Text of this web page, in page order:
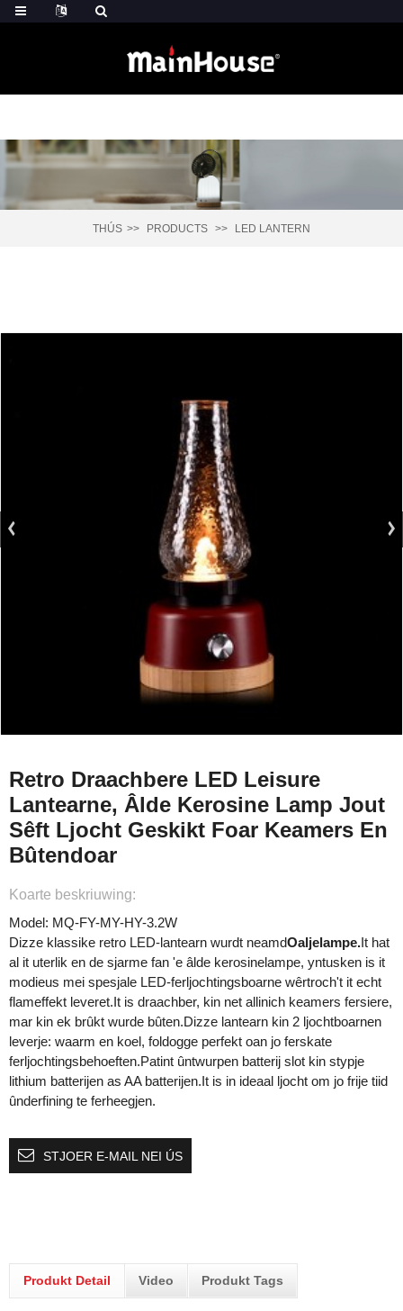
THÚS PRODUCTS LED LANTERN
Retro Draachbere LED Leisure
Lantearne, Âlde Kerosine Lamp Jout
Sêft Ljocht Geskikt Foar Keamers En
Bûtendoar
Koarte beskriuwing:
Model: MQ-FY-MY-HY-3.2W
Dizze klassike retro LED-lantearn wurdt neamdOaljelampe.It hat
al it uterlik en de sjarme fan 'e âlde kerosinelampe, yntusken is it
modieus mei spesjale LED-ferljochtingsboarne wêrtroch't it echt
flameffekt leveret.It is draachber, kin net allinich keamers fersiere,
mar kin ek brûkt wurde bûten.Dizze lantearn kin 2 ljochtboarnen
leverje: waarm en koel, foldogge perfekt oan jo ferskate
ferljochtingsbehoeften.Patint ûntwurpen batterij slot kin stypje
lithium batterijen as AA batterijen.It is in ideaal ljocht om jo frije tiid
ûnderfining te ferheegjen.
STJOER E-MAIL NEI ÚS
Produkt Detail Video Produkt Tags